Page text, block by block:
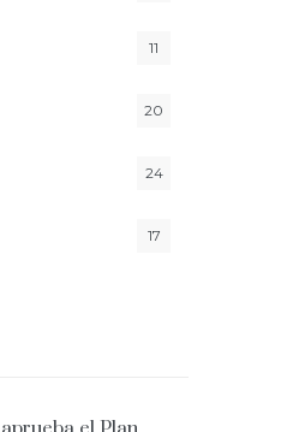
Live
11
20
24
17